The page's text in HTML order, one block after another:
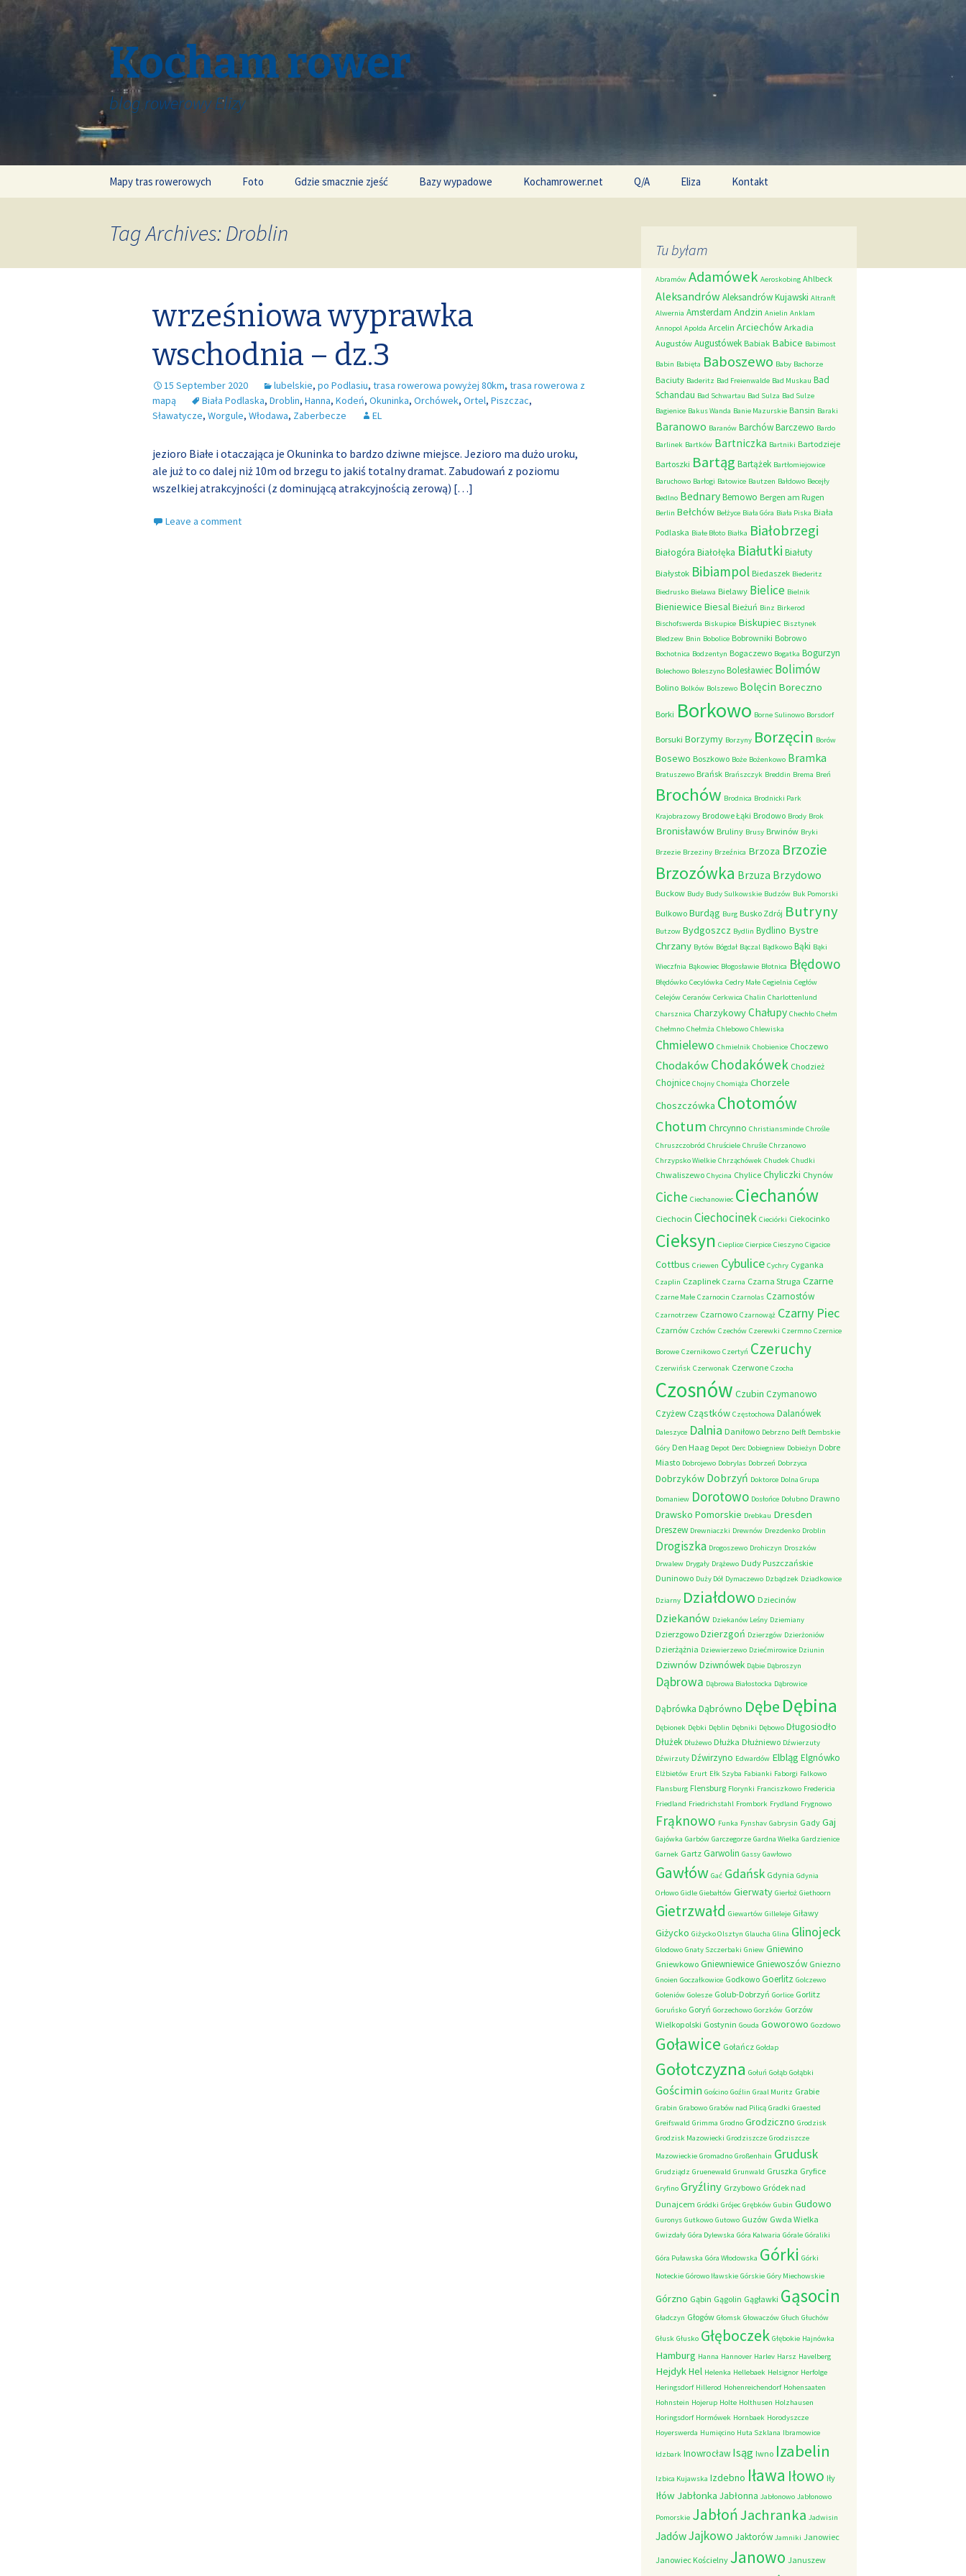
Kocham rower
blog rowerowy Elizy
Mapy tras rowerowych Foto Gdzie smacznie zjeść Bazy wypadowe Kochamrower.net Q/A Eliza Kontakt
Tag Archives: Droblin
wrześniowa wyprawka
wschodnia – dz.3
15 September 2020 lubelskie, po Podlasiu, trasa rowerowa powyżej 80km, trasa rowerowa z
mapą
Biała Podlaska, Droblin, Hanna, Kodeń, Okuninka, Orchówek, Ortel, Piszczac,
Sławatycze, Worgule, Włodawa, Zaberbecze EL
jezioro Białe i otaczająca je Okuninka to bardzo dziwne miejsce. Jezioro ma dużo uroku,
ale już to co dalej niż 10m od brzegu to jakiś totalny dramat. Zabudowań z poziomu
wszelkiej atrakcyjności (z dominującą atrakcyjnością zerową) […]
Leave a comment
Tu byłam
Abramów Adamówek Aeroskobing Ahlbeck
AleksandrówAleksandrów Kujawski Altranft
Alwernia Amsterdam Andzin Anielin Anklam
Annopol Apolda Arcelin Arciechów Arkadia
Augustów Augustówek Babiak Babice Babimost
Babin Babięta Baboszewo Baby Bachorze
Baciuty Baderitz Bad Freienwalde Bad Muskau Bad
Schandau Bad Schwartau Bad Sulza Bad Sulze
Bagienice Bakus Wanda Banie Mazurskie Bansin Baraki
Baranowo Baranów BarchówBarczewo Bardo
Barlinek Bartków Bartniczka Bartniki Bartodzieje
Bartoszki Bartąg Bartążek Bartłomiejowice
Baruchowo Barłogi Batowice Bautzen Bałdowo Becejły
Bedlno BednaryBemowo Bergen am Rugen
Berlin Bełchów Bełżyce Biała Góra Biała Piska Biała
Podlaska Białe Błoto Białka Białobrzegi
Białogóra Białołęka Białutki Białuty
Białystok Bibiampol Biedaszek Biederitz
Biedrusko Bielawa Bielawy Bielice Bielnik
Bieniewice Biesal Bieżuń Binz Birkerod
Bischofswerda Biskupice Biskupiec Bisztynek
Bledzew Bnin Bobolice Bobrowniki Bobrowo
Bochotnica Bodzentyn Bogaczewo Bogatka Bogurzyn
Bolechowo Boleszyno Bolesławiec Bolimów
Bolino Bolków Bolszewo Bolęcin Boreczno
Borki Borkowo Borne Sulinowo Borsdorf
Borsuki Borzymy Borzyny Borzęcin Borów
Bosewo Boszkowo Boże Bożenkowo Bramka
Bratuszewo Brańsk Brańszczyk Breddin Brema Breń
Brochów Brodnica Brodnicki Park
Krajobrazowy Brodowe Łąki Brodowo Brody Brok
Bronisławów Bruliny Brusy Brwinów Bryki
Brzezie Brzeziny Brzeźnica Brzoza Brzozie
Brzozówka Brzuza Brzydowo
Buckow Budy Budy Sulkowskie Budzów Buk Pomorski
Bulkowo Burdąg Burg Busko Zdrój Butryny
Butzow Bydgoszcz Bydlin Bydlino Bystre
Chrzany Bytów Bógdał Bączal Bądkowo Bąki Bąki
Wieczfnia Bąkowiec Błogosławie Błotnica Błędowo
Błędówko Cecylówka Cedry Małe Cegielnia Cegłów
Celejów Ceranów Cerkwica Chalin Charlottenlund
Charsznica CharzykowyChałupy Chechło Chełm
Chełmno Chełmża Chlebowo Chlewiska
Chmielewo Chmielnik Chobienice Choczewo
ChodakówChodakówek Chodzież
Chojnice Chojny Chomiąża Chorzele
Choszczówka Chotomów
Chotum Chrcynno Christiansminde Chrośle
Chruszczobród Chruściele Chruśle Chrzanowo
Chrzypsko Wielkie Chrząchówek Chudek Chudki
Chwaliszewo Chycina Chylice Chyliczki Chynów
Ciche Ciechanowiec Ciechanów
Ciechocin Ciechocinek Cieciórki Ciekocinko
Cieksyn Cieplice Cierpice Cieszyno Cigacice
Cottbus Criewen Cybulice Cychry Cyganka
Czaplin Czaplinek Czarna Czarna Struga Czarne
Czarne Małe Czarnocin Czarnolas Czarnostów
Czarnotrzew Czarnowo Czarnowąż Czarny Piec
Czarnów Czchów Czechów Czerewki Czermno Czernice
Borowe Czernikowo Czertyń Czeruchy
Czerwińsk Czerwonak Czerwone Czocha
Czosnów Czubin Czymanowo
CzyżewCząstków Częstochowa Dalanówek
Daleszyce Dalnia Daniłowo Debrzno Delft Dembskie
Góry Den Haag Depot Derc Dobiegniew Dobieżyn Dobre
Miasto Dobrojewo Dobrylas Dobrzeń Dobrzyca
Dobrzyków Dobrzyń Doktorce Dolna Grupa
Domaniew Dorotowo Dosłońce Dołubno Drawno
Drawsko Pomorskie Drebkau Dresden
Dreszew Drewniaczki Drewnów Drezdenko Droblin
Drogiszka Drogoszewo Drohiczyn Droszków
Drwalew Drygały Drążewo Dudy Puszczańskie
Duninowo Duży Dół Dymaczewo Dzbądzek Dziadkowice
Dziarny Działdowo Dziecinów
Dziekanów Dziekanów Leśny Dziemiany
Dzierzgowo Dzierzgoń Dzierzgów Dzierżoniów
Dzierżążnia Dziewierzewo Dziećmirowice Dziunin
DziwnówDziwnówek Dąbie Dąbroszyn
Dąbrowa Dąbrowa Białostocka Dąbrowice
Dąbrówka Dąbrówno Dębe Dębina
Dębionek Dębki Dęblin Dębniki Dębowo Długosiodło
Dłużek Dłużewo Dłużka Dłużniewo Dźwierzuty
Dźwirzuty Dźwirzyno Edwardów Elbląg Elgnówko
Elżbietów Erurt Ełk Szyba Fabianki Faborgi Falkowo
Flansburg Flensburg Florynki Franciszkowo Fredericia
Friedland Friedrichstahl Frombork Frydland Frygnowo
Frąknowo Funka Fynshav Gabrysin Gady Gaj
Gajówka Garbów Garczegorze Gardna Wielka Gardzienice
Garnek Gartz Garwolin Gassy Gawłowo
Gawłów Gać Gdańsk Gdynia Gdynia
Orłowo Gidle Giebałtów Gierwaty Gierłoż Giethoorn
Gietrzwałd Giewartów Gilleleje Giławy
Giżycko Giżycko Olsztyn Glaucha Glina Glinojeck
Glodowo Gnaty Szczerbaki Gniew Gniewino
Gniewkowo GniewniewiceGniewoszów Gniezno
Gnoien Goczałkowice Godkowo Goerlitz Golczewo
Goleniów Golesze Golub-Dobrzyń Gorlice Gorlitz
Goruńsko Goryń Gorzechowo Gorzków Gorzów
Wielkopolski Gostynin Gouda Goworowo Gozdowo
Goławice Gołańcz Gołdap
Gołotczyzna Gołuń Gołąb Gołąbki
Gościmin Gościno Goźlin Graal Muritz Grabie
Grabin Grabowo Grabów nad Pilicą Gradki Graested
Greifswald Grimma Grodno Grodziczno Grodzisk
Grodzisk Mazowiecki Grodziszcze Grodziszcze
Mazowieckie Gromadno Großenhain Grudusk
Grudziądz Gruenewald Grunwald Gruszka Gryfice
Gryfino Gryźliny Grzybowo Gródek nad
Dunajcem Gródki Grójec Grębków Gubin Gudowo
Guronys Gutkowo Gutowo Guzów Gwda Wielka
Gwizdały Góra Dylewska Góra Kalwaria Górale Góraliki
Góra Puławska Góra Włodowska Górki Górki
Noteckie Górowo Iławskie Górskie Góry Miechowskie
Górzno Gąbin Gągolin Gągławki Gąsocin
Gładczyn Głogów Głomsk Głowaczów Głuch Głuchów
Głusk Głusko Głęboczek Głębokie Hajnówka
Hamburg Hanna Hannover Harlev Harsz Havelberg
HejdykHel Helenka Hellebaek Helsignor Herfolge
Heringsdorf Hillerod Hohenreichendorf Hohensaaten
Hohnstein Hojerup Holte Holthusen Holzhausen
Horingsdorf Hormówek Hornbaek Horodyszcze
Hoyerswerda Humięcino Huta Szklana Ibramowice
Idzbark Inowrocław Isąg Iwno Izabelin
Izbica Kujawska Izdebno Iława Iłowo Iły
Iłów Jabłonka Jabłonna Jabłonowo Jabłonowo
Pomorskie JabłońJachranka Jadwisin
JadówJajkowo Jaktorów Jamniki Janowiec
Janowiec Kościelny Janowo Januszew